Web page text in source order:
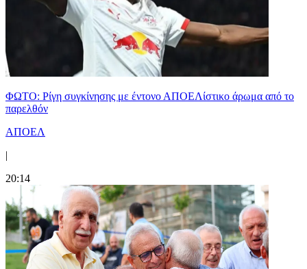
ΦΩΤΟ: Ρίγη συγκίνησης με έντονο ΑΠΟΕΛίστικο άρωμα από το
παρελθόν
ΑΠΟΕΛ
|
20:14